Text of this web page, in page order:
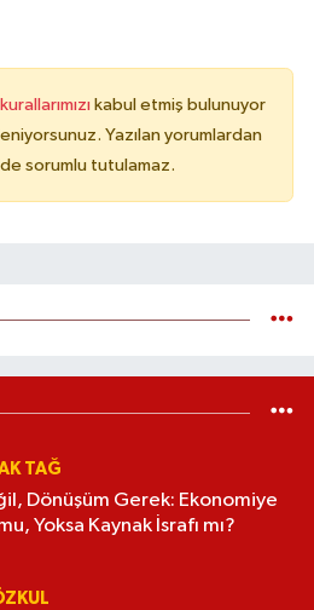
kabul etmiş bulunuyor
Yazılan yorumlardan
sorumlu tutulamaz.
TAĞ
Dönüşüm Gerek: Ekonomiye
Yoksa Kaynak İsrafı mı?